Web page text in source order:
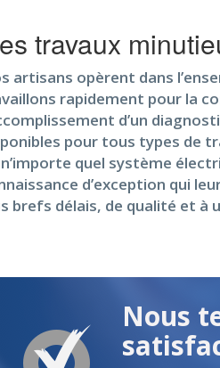
travaux
artisans opèrent dans
rapidement pour la
d’un
pour tous types de
quel système
d’exception qui
brefs délais, de qualité et à
Nous